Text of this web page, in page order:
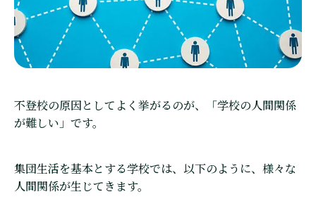
不登校の原因としてよく挙がるのが、「学校の人間関係
が難しい」です。
集団生活を基本とする学校では、以下のように、様々な
人間関係が生じてきます。